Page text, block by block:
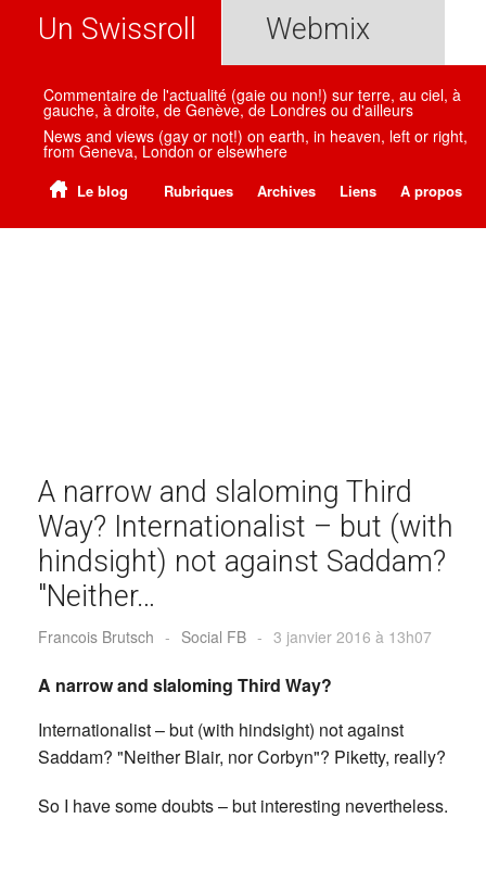
Un Swissroll Webmix
Commentaire de l'actualité (gaie ou non!) sur terre, au ciel, à
gauche, à droite, de Genève, de Londres ou d'ailleurs
News and views (gay or not!) on earth, in heaven, left or right,
from Geneva, London or elsewhere
Le blog Rubriques Archives Liens A propos
A narrow and slaloming Third
Way? Internationalist – but (with
hindsight) not against Saddam?
"Neither…
Francois Brutsch - Social FB - 3 janvier 2016 à 13h07
A narrow and slaloming Third Way?
Internationalist – but (with hindsight) not against
Saddam? "Neither Blair, nor Corbyn"? Piketty, really?
So I have some doubts – but interesting nevertheless.